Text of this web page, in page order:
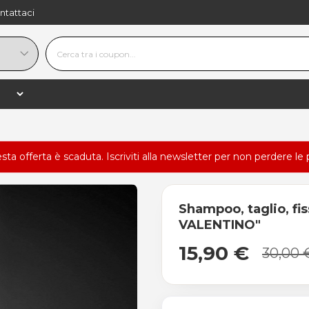
offerta è scaduta. Iscriviti alla newsletter per non perdere le
Shampoo, taglio,
VALENTINO"
15,90 € 30,00